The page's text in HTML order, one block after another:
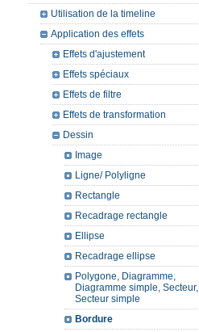
Utilisation de la timeline
Application des effets
Effets d'ajustement
Effets spéciaux
Effets de filtre
Effets de transformation
Dessin
Image
Ligne/ Polyligne
Rectangle
Recadrage rectangle
Ellipse
Recadrage ellipse
Polygone, Diagramme,
Diagramme simple, Secteur,
Secteur simple
Bordure